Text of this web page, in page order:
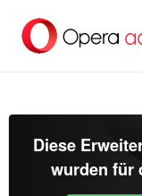
Hauptinhalt
springen
Diese
wurden für